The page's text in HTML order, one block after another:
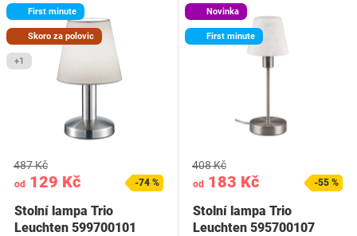
First minute
Skoro za polovic
+1
od 129 Kč
487 Kč
-74 %
Stolní lampa Trio
Leuchten 599700101
Novinka
First minute
od 183 Kč
408 Kč
-55 %
Stolní lampa Trio
Leuchten 595700107